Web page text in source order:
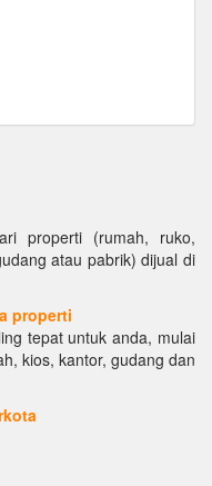
properti (rumah, ruko,
atau pabrik) dijual di
properti
tepat untuk anda, mulai
kios, kantor, gudang dan